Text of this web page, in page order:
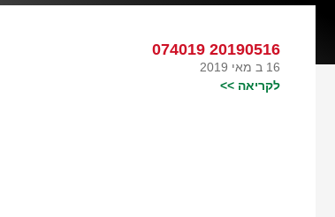
20190516 074019
16 ב מאי 2019
לקריאה >>